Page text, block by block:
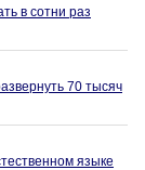
в сотни раз
70 тысяч
языке